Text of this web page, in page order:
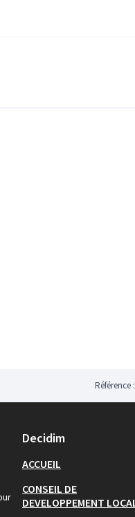
Référence
Decidim
ACCUEIL
CONSEIL DE
DEVELOPPEMENT